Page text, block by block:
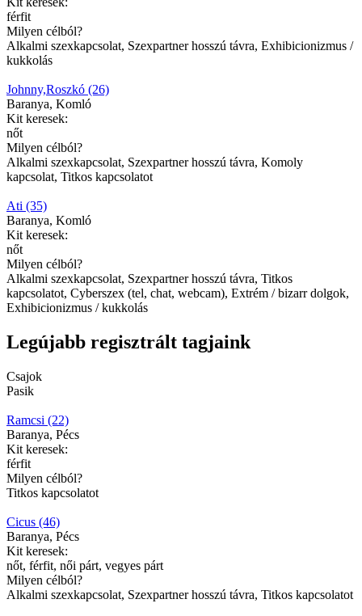
férfit
Milyen célból?
Alkalmi szexkapcsolat, Szexpartner hosszú távra, Exhibicionizmus /
kukkolás
Johnny,Roszkó (26)
Baranya, Komló
Kit keresek:
nőt
Milyen célból?
Alkalmi szexkapcsolat, Szexpartner hosszú távra, Komoly
kapcsolat, Titkos kapcsolatot
Ati (35)
Baranya, Komló
Kit keresek:
nőt
Milyen célból?
Alkalmi szexkapcsolat, Szexpartner hosszú távra, Titkos
kapcsolatot, Cyberszex (tel, chat, webcam), Extrém / bizarr dolgok,
Exhibicionizmus / kukkolás
Legújabb regisztrált tagjaink
Csajok
Pasik
Ramcsi (22)
Baranya, Pécs
Kit keresek:
férfit
Milyen célból?
Titkos kapcsolatot
Cicus (46)
Baranya, Pécs
Kit keresek:
nőt, férfit, női párt, vegyes párt
Milyen célból?
Alkalmi szexkapcsolat, Szexpartner hosszú távra, Titkos kapcsolatot